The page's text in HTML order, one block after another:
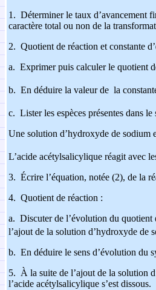
1. Déterminer le taux d’avancement
caractère total ou non de la
2. Quotient de réaction et constante
a. Exprimer puis calculer le quotient
b. En déduire la valeur de la
c. Lister les espèces présentes dans le
Une solution d’hydroxyde de sodium
L’acide acétylsalicylique réagit avec
3. Écrire l’équation, notée (2), de la
4. Quotient de réaction :
a. Discuter de l’évolution du quotient
l’ajout de la solution d’hydroxyde de
b. En déduire le sens d’évolution du
5. À la suite de l’ajout de la solution
l’acide acétylsalicylique s’est dissous.